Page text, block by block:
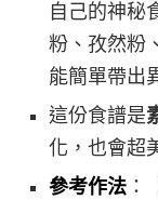
自己的神秘
粉、孜然粉
能簡單帶出
這份食譜是
化，也會超
參考作法 ：